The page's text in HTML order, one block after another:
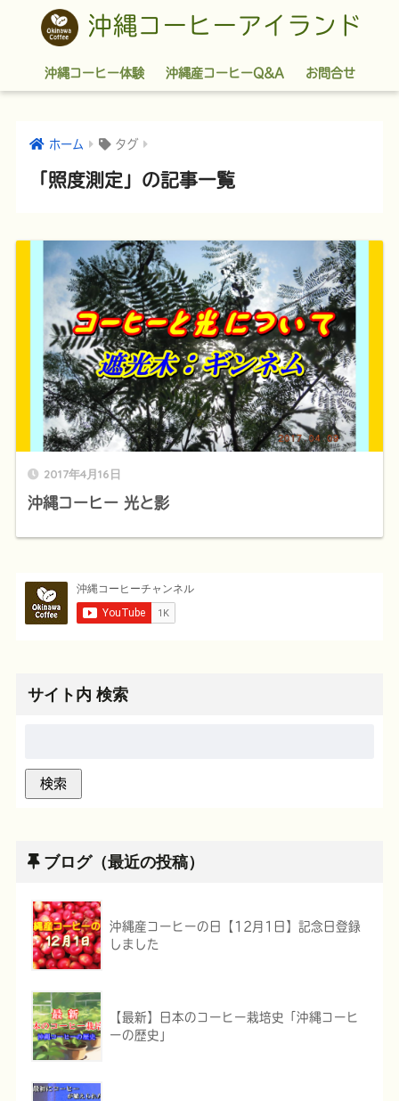
沖縄コーヒーアイランド
沖縄コーヒー体験 沖縄産コーヒーQ&A お問合せ
ホーム タグ
「照度測定」の記事一覧
2017年4月16日
沖縄コーヒー 光と影
サイト内 検索
ブログ（最近の投稿）
沖縄産コーヒーの日【12月1日】記念日登録
しました
【最新】日本のコーヒー栽培史「沖縄コーヒ
ーの歴史」